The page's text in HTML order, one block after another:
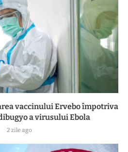
vaccinului Ervebo împotriva
a virusului Ebola
2 zile ago